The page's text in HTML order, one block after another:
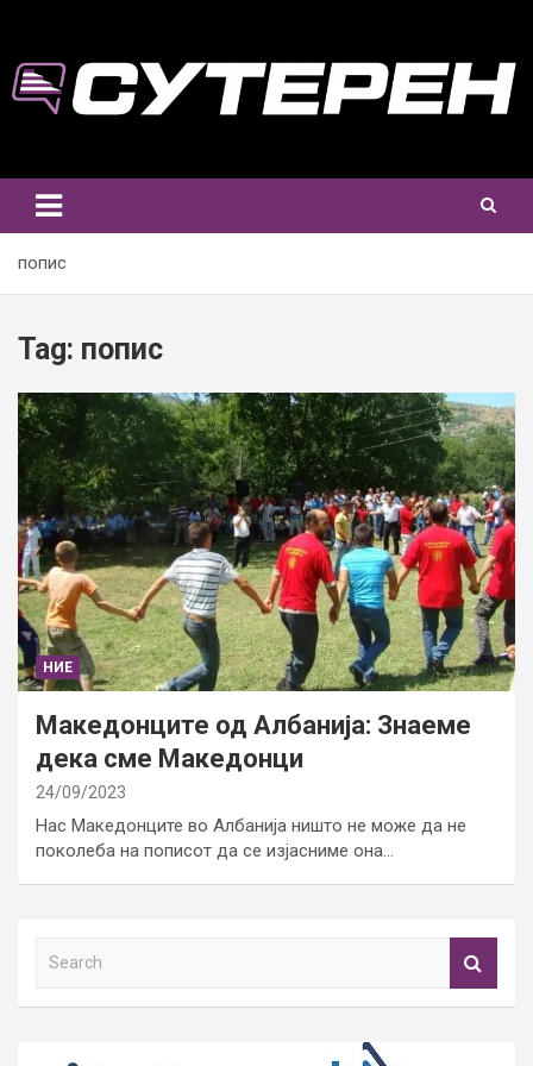
content
попис
Tag: попис
НИЕ
Македонците од Албанија: Знаеме
дека сме Македонци
24/09/2023
Нас Македонците во Албанија ништо не може да не
поколеба на пописот да се изјасниме она…